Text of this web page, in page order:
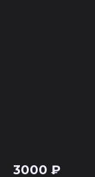
3000 ₽